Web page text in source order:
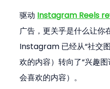
驱动 Instagram Reels
广告，更关乎是什么让你
Instagram 已经从“社交
欢的内容）转向了“兴趣
会喜欢的内容）。